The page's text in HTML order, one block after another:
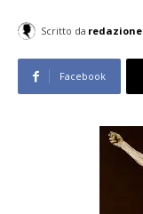
Scritto da redazione
Facebook